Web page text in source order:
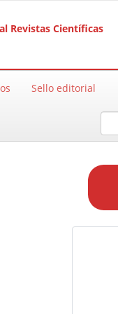
Revistas Científicas
Sello editorial
a